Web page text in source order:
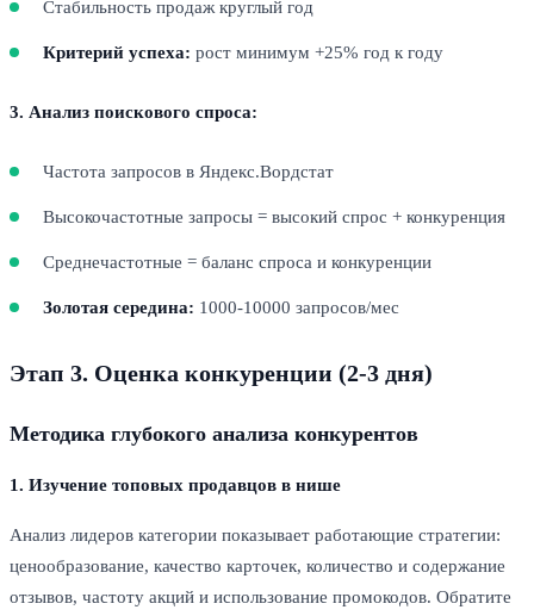
Стабильность продаж круглый год
Критерий успеха: рост минимум +25% год к году
3. Анализ поискового спроса:
Частота запросов в Яндекс.Вордстат
Высокочастотные запросы = высокий спрос + конкуренция
Среднечастотные = баланс спроса и конкуренции
Золотая середина: 1000-10000 запросов/мес
Этап 3. Оценка конкуренции (2-3 дня)
Методика глубокого анализа конкурентов
1. Изучение топовых продавцов в нише
Анализ лидеров категории показывает работающие стратегии:
ценообразование, качество карточек, количество и содержание
отзывов, частоту акций и использование промокодов. Обратите